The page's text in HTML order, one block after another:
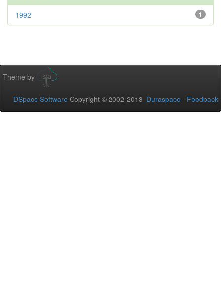
1
1992
Theme by
DSpace Software Copyright © 2002-2013 Duraspace - Feedback